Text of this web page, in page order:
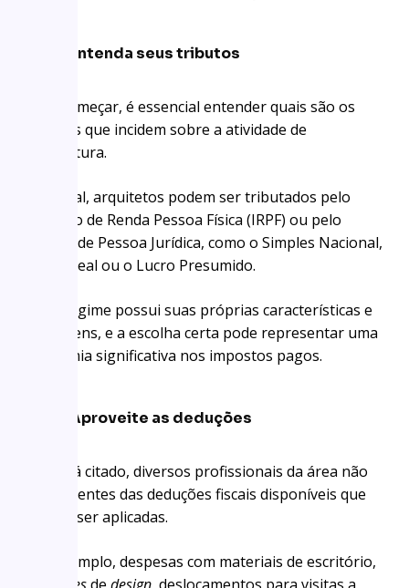
Entenda seus tributos
Para começar, é essencial entender quais são os
tributos que incidem sobre a atividade de
arquitetura.
Em geral, arquitetos podem ser tributados pelo
Imposto de Renda Pessoa Física (IRPF) ou pelo
regime de Pessoa Jurídica, como o Simples Nacional,
Lucro Real ou o Lucro Presumido.
Cada regime possui suas próprias características e
vantagens, e a escolha certa pode representar uma
economia significativa nos impostos pagos.
Aproveite as deduções
Como já citado, diversos profissionais da área não
estão cientes das deduções fiscais disponíveis que
podem ser aplicadas.
Por exemplo, despesas com materiais de escritório,